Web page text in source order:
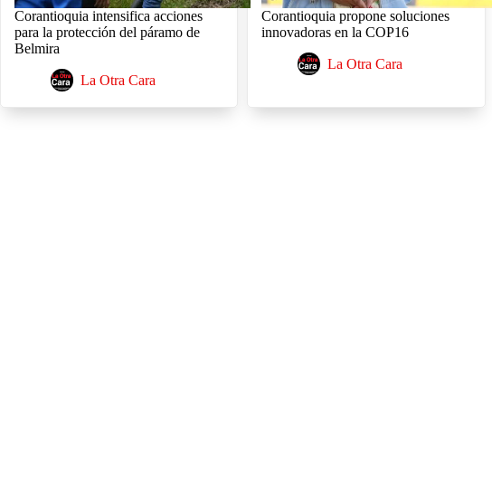
Corantioquia intensifica acciones
para la protección del páramo de
Belmira
La Otra Cara
Corantioquia propone soluciones
innovadoras en la COP16
La Otra Cara